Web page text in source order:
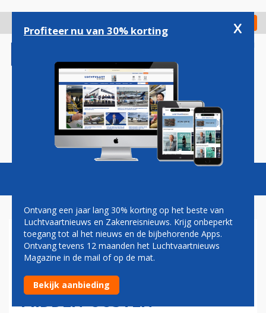
gaan
Check in
Magazine Podcasts Vacatures
BRITSE
GEVECHTSVLIEGTUIGEN
NEMEN DEEL AAN OPERATIES
MIDDEN-OOSTEN
Profiteer nu van 30% korting x
Ontvang een jaar lang 30% korting op het beste van
Luchtvaartnieuws en Zakenreisnieuws. Krijg onbeperkt
toegang tot al het nieuws en de bijbehorende Apps.
Ontvang tevens 12 maanden het Luchtvaartnieuws
Magazine in de mail of op de mat.
Bekijk aanbieding